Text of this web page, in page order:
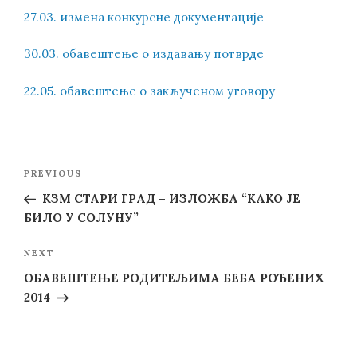
27.03. измена конкурсне документације
30.03. обавештење о издавању потврде
22.05. обавештење о закљученом уговору
Post
Previous
Post
PREVIOUS
КЗМ СТАРИ ГРАД – ИЗЛОЖБА “КАКО ЈЕ
БИЛО У СОЛУНУ”
Next
Post
NEXT
ОБАВЕШТЕЊЕ РОДИТЕЉИМА БЕБА РОЂЕНИХ
2014